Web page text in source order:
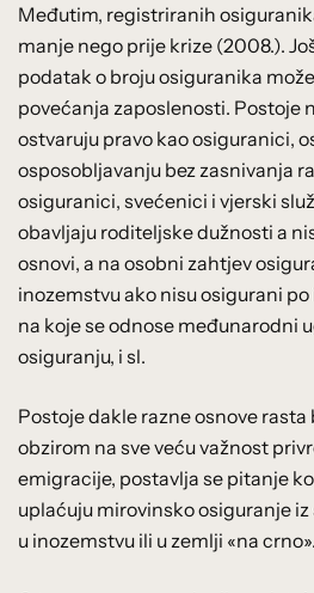
Međutim, registriranih
manje nego prije krize (2008.).
podatak o broju osiguranika
povećanja zaposlenosti. Postoje
ostvaruju pravo kao osiguranici,
osposobljavanju bez zasnivanja
osiguranici, svećenici i vjerski
obavljaju roditeljske dužnosti a
osnovi, a na osobni zahtjev
inozemstvu ako nisu osigurani
na koje se odnose međunarodni
osiguranju, i sl.
Postoje dakle razne osnove rasta
obzirom na sve veću važnost
emigracije, postavlja se pitanje
uplaćuju mirovinsko osiguranje
u inozemstvu ili u zemlji «na crno».